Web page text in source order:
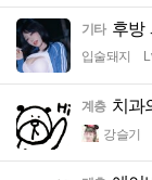
기타 후방
입술돼지
계층 치과
강슬기